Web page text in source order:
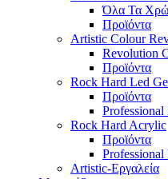
Όλα Τα
Προϊόντα
Artistic Colour
Revolution
Προϊόντα
Rock Hard Led
Προϊόντα
Rock Hard Acrylic
Προϊόντα
Artistic-Εργαλεία